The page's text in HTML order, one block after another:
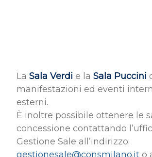
La Sala Verdi e la Sala Puccini
manifestazioni ed eventi
esterni.
È inoltre possibile ottenere le
concessione contattando
Gestione Sale all’indirizzo:
gestionesale@consmilano.it o